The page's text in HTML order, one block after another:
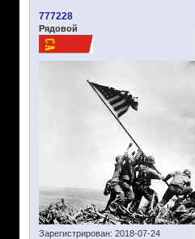
777228
Рядовой
Зарегистрирован: 2018-07-24